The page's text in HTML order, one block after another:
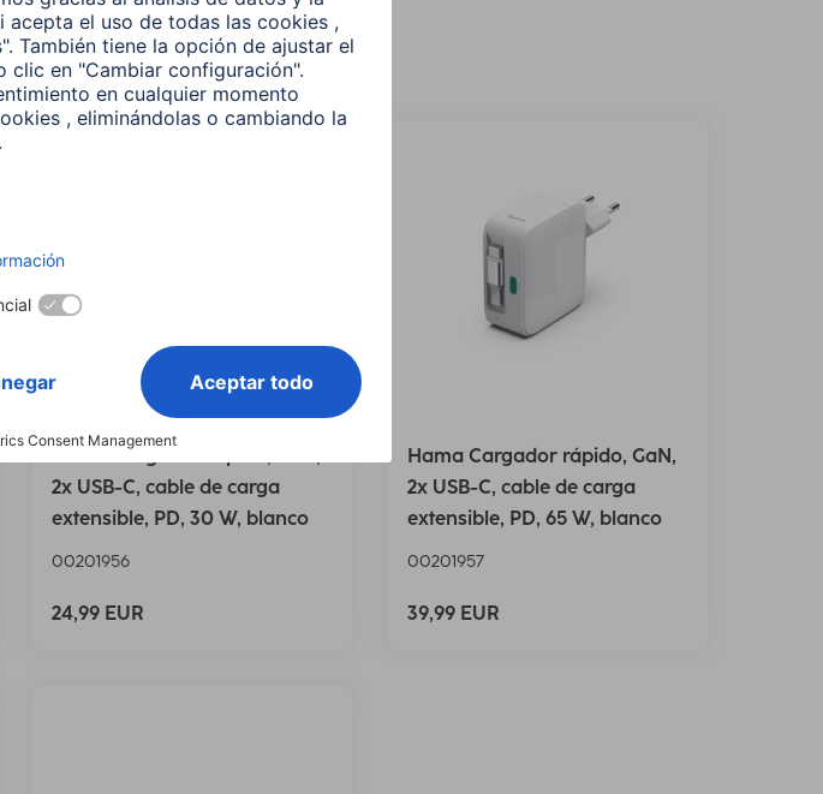
Delete all filters
Hama Cargador rápido, GaN,
2x USB-C, cable de carga
extensible, PD, 30 W, blanco
00201956
24,99 EUR
Hama Cargador rápido, GaN,
2x USB-C, cable de carga
extensible, PD, 65 W, blanco
00201957
39,99 EUR